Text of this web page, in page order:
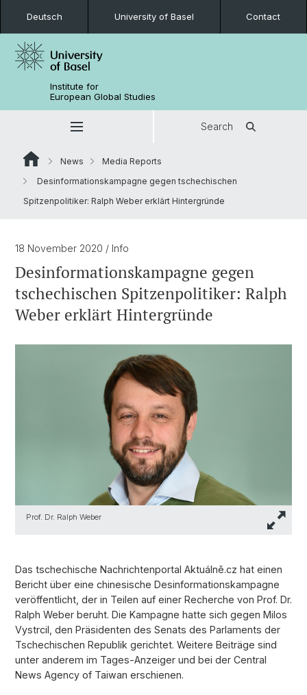
Deutsch University of Basel Contact
Institute for
European Global Studies
Search
News
Media Reports
Desinformationskampagne gegen tschechischen
Spitzenpolitiker: Ralph Weber erklärt Hintergründe
18 November 2020 / Info
Desinformationskampagne gegen
tschechischen Spitzenpolitiker: Ralph
Weber erklärt Hintergründe
Prof. Dr. Ralph Weber
Das tschechische Nachrichtenportal Aktuálně.cz hat einen
Bericht über eine chinesische Desinformationskampagne
veröffentlicht, der in Teilen auf einer Recherche von Prof. Dr.
Ralph Weber beruht. Die Kampagne hatte sich gegen Milos
Vystrcil, den Präsidenten des Senats des Parlaments der
Tschechischen Republik gerichtet. Weitere Beiträge sind
unter anderem im Tages-Anzeiger und bei der Central
News Agency of Taiwan erschienen.